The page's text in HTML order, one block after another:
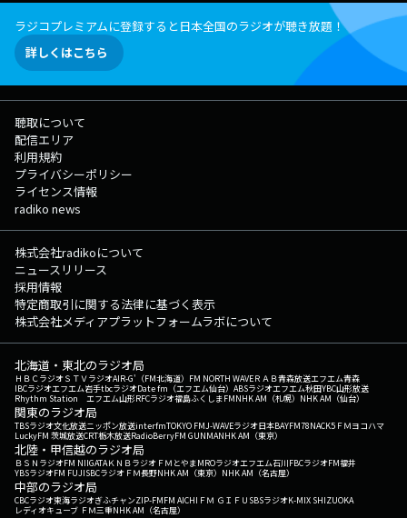
ラジコプレミアムに登録すると日本全国のラジオが聴き放題！
詳しくはこちら
聴取について
配信エリア
利用規約
プライバシーポリシー
ライセンス情報
radiko news
株式会社radikoについて
ニュースリリース
採用情報
特定商取引に関する法律に基づく表示
株式会社メディアプラットフォームラボについて
北海道・東北のラジオ局
ＨＢＣラジオＳＴＶラジオAIR-G'（FM北海道） FM NORTH WAVEＲＡＢ青森放送エフエム青森
IBCラジオエフエム岩手tbcラジオDate fm（エフエム仙台） ABSラジオエフエム秋田YBC山形放送
Rhythm Station エフエム山形RFCラジオ福島ふくしまFMNHK AM（札幌） NHK AM（仙台）
関東のラジオ局
TBSラジオ文化放送ニッポン放送interfmTOKYO FMJ-WAVEラジオ日本BAYFM78NACK5 ＦＭヨコハマ
LuckyFM 茨城放送CRT栃木放送RadioBerryFM GUNMANHK AM（東京）
北陸・甲信越のラジオ局
ＢＳＮラジオFM NIIGATAＫＮＢラジオ ＦＭとやまMROラジオエフエム石川FBCラジオFM福井
YBSラジオFM FUJISBCラジオ ＦＭ長野NHK AM（東京） NHK AM（名古屋）
中部のラジオ局
CBCラジオ東海ラジオぎふチャンZIP-FMFM AICHI ＦＭ ＧＩＦＵ SBSラジオK-MIX SHIZUOKA
レディオキューブ ＦＭ三重NHK AM（名古屋）